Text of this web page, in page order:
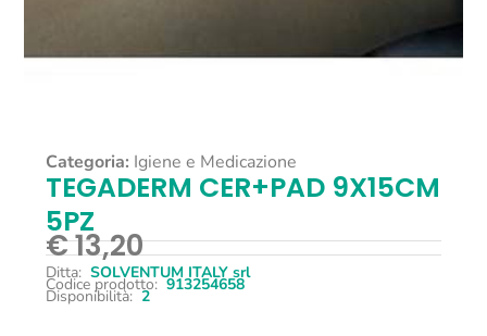
Categoria: Igiene e Medicazione
TEGADERM CER+PAD 9X15CM
5PZ
€13,20
Ditta: SOLVENTUM ITALY srl
Codice prodotto: 913254658
Disponibilità: 2